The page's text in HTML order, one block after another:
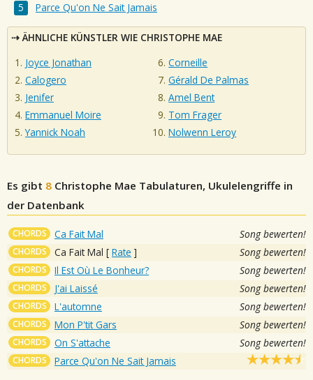
Parce Qu'on Ne Sait Jamais
ÄHNLICHE KÜNSTLER WIE CHRISTOPHE MAE
Joyce Jonathan
Calogero
Jenifer
Emmanuel Moire
Yannick Noah
Corneille
Gérald De Palmas
Amel Bent
Tom Frager
Nolwenn Leroy
Es gibt 8 Christophe Mae Tabulaturen, Ukulelengriffe in
der Datenbank
CHORDS Ca Fait Mal Song bewerten!
CHORDS Ca Fait Mal [ Rate ] Song bewerten!
CHORDS Il Est Où Le Bonheur? Song bewerten!
CHORDS J'ai Laissé Song bewerten!
CHORDS L'automne Song bewerten!
CHORDS Mon P'tit Gars Song bewerten!
CHORDS On S'attache Song bewerten!
CHORDS Parce Qu'on Ne Sait Jamais